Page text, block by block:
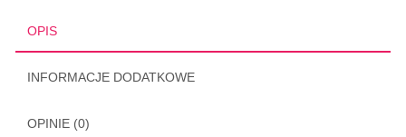
OPIS
INFORMACJE DODATKOWE
OPINIE (0)